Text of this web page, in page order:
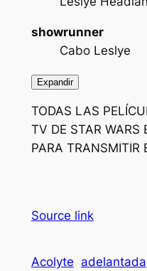
showrunner
Cabo Leslye
Expandir
TODAS LAS
TV DE STAR WARS
PARA TRANSMITIR
Source link
Acolyte adelantada